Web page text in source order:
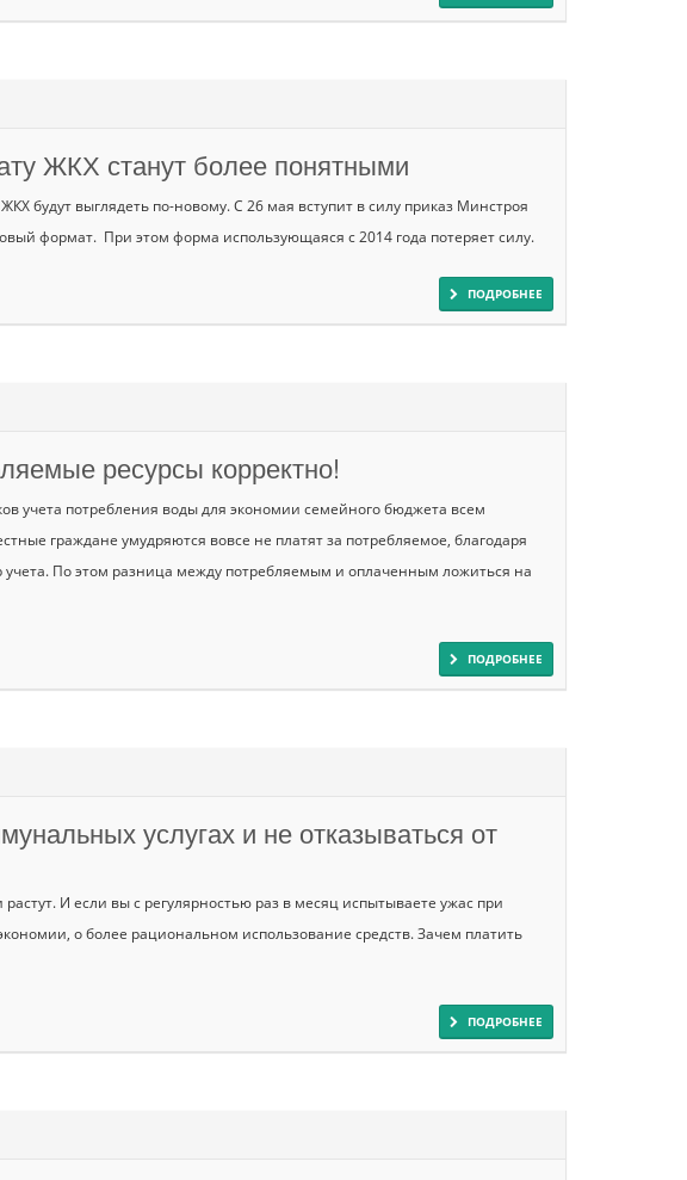
ЖКХ станут более понятными
будут выглядеть по-новому. С 26 мая вступит в силу приказ Минстроя
формат. При этом форма использующаяся с 2014 года потеряет силу.
ПОДРОБНЕЕ
ресурсы корректно!
учета потребления воды для экономии семейного бюджета всем
граждане умудряются вовсе не платят за потребляемое, благодаря
учета. По этом разница между потребляемым и оплаченным ложиться на
ПОДРОБНЕЕ
услугах и не отказываться от
И если вы с регулярностью раз в месяц испытываете ужас при
о более рациональном использование средств. Зачем платить
ПОДРОБНЕЕ